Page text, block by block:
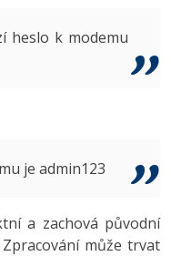
heslo k modemu
je admin123
a zachová původní
může trvat